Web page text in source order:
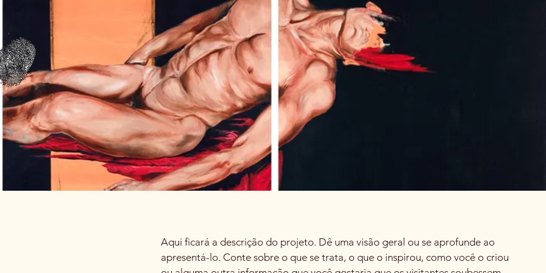
Aqui ficará a descrição do projeto. Dê uma visão geral ou se aprofunde ao
apresentá-lo. Conte sobre o que se trata, o que o inspirou, como você o criou